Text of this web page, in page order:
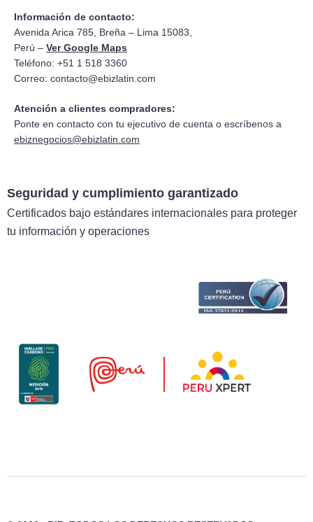
Información de contacto:
Avenida Arica 785, Breña – Lima 15083,
Perú – Ver Google Maps
Teléfono: +51 1 518 3360
Correo: contacto@ebizlatin.com
Atención a clientes compradores:
Ponte en contacto con tu ejecutivo de cuenta o escríbenos a
ebiznegocios@ebizlatin.com
Seguridad y cumplimiento garantizado
Certificados bajo estándares internacionales para proteger
tu información y operaciones